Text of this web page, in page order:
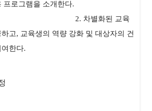
용 프로그램을 소개한다.
차별화된 교육
고, 교육생의 역량 강화 및 대상자의 건
한다.